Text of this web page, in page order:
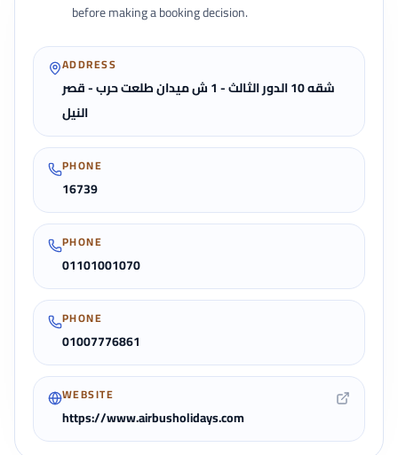
before making a booking decision.
ADDRESS
شقه 10 الدور الثالث - 1 ش ميدان طلعت حرب - قصر
النيل
PHONE
16739
PHONE
01101001070
PHONE
01007776861
WEBSITE
https://www.airbusholidays.com